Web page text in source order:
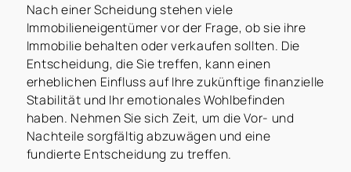
Nach einer Scheidung stehen viele
Immobilieneigentümer vor der Frage, ob sie ihre
Immobilie behalten oder verkaufen sollten. Die
Entscheidung, die Sie treffen, kann einen
erheblichen Einfluss auf Ihre zukünftige finanzielle
Stabilität und Ihr emotionales Wohlbefinden
haben. Nehmen Sie sich Zeit, um die Vor- und
Nachteile sorgfältig abzuwägen und eine
fundierte Entscheidung zu treffen.